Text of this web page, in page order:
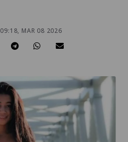
09:18, MAR 08 2026